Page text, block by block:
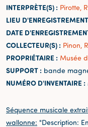
INTERPRÈTE(S) : Pirotte,
LIEU
DATE
COLLECTEUR(S) : Pinon,
PROPRIÉTAIRE : Musée
SUPPORT : bande
NUMÉRO D'INVENTAIRE :
Séquence musicale
wallonne: "Description: